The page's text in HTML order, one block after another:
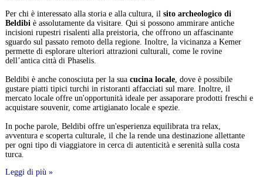
Per chi è interessato alla storia e alla cultura, il sito archeologico di
Beldibiè assolutamente da visitare. Qui si possono ammirare antiche
incisioni rupestri risalenti alla preistoria, che offrono un affascinante
sguardo sul passato remoto della regione. Inoltre, la vicinanza a Kemer
permette di esplorare ulteriori attrazioni culturali, come le rovine
dell’antica città di Phaselis.
Beldibi è anche conosciuta per la sua cucina locale, dove è possibile
gustare piatti tipici turchi in ristoranti affacciati sul mare. Inoltre, il
mercato locale offre un'opportunità ideale per assaporare prodotti freschi e
acquistare souvenir, come artigianato locale e spezie.
In poche parole, Beldibi offre un'esperienza equilibrata tra relax,
avventura e scoperta culturale, il che la rende una destinazione allettante
per ogni tipo di viaggiatore in cerca di autenticità e serenità sulla costa
turca.
Leggi di più »